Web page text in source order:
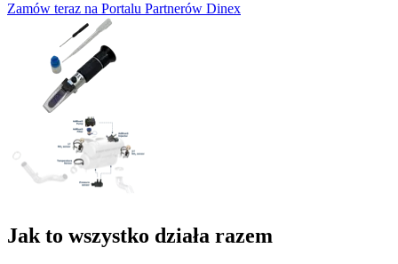
Zamów teraz na Portalu Partnerów Dinex
Jak to wszystko działa razem